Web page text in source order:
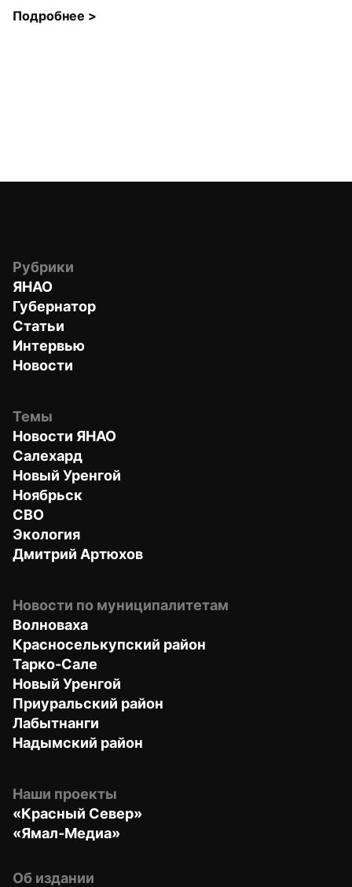
Подробнее >
Рубрики
ЯНАО
Губернатор
Статьи
Интервью
Новости
Темы
Новости ЯНАО
Салехард
Новый Уренгой
Ноябрьск
СВО
Экология
Дмитрий Артюхов
Новости по муниципалитетам
Волноваха
Красноселькупский район
Тарко-Сале
Новый Уренгой
Приуральский район
Лабытнанги
Надымский район
Наши проекты
«Красный Север»
«Ямал-Медиа»
Об издании